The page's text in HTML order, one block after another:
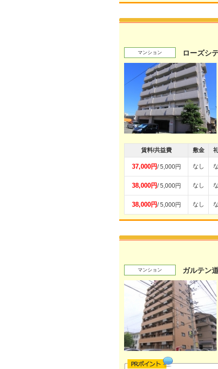
マンション ローズシ
賃料/共益費 敷金
37,000円/ 5,000円 なし
38,000円/ 5,000円 なし
38,000円/ 5,000円 なし
マンション ガルテン